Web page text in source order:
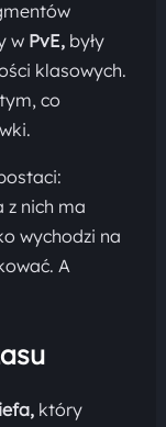
w PvE, były
klasowych.
co
z nich ma
wychodzi na
A
który